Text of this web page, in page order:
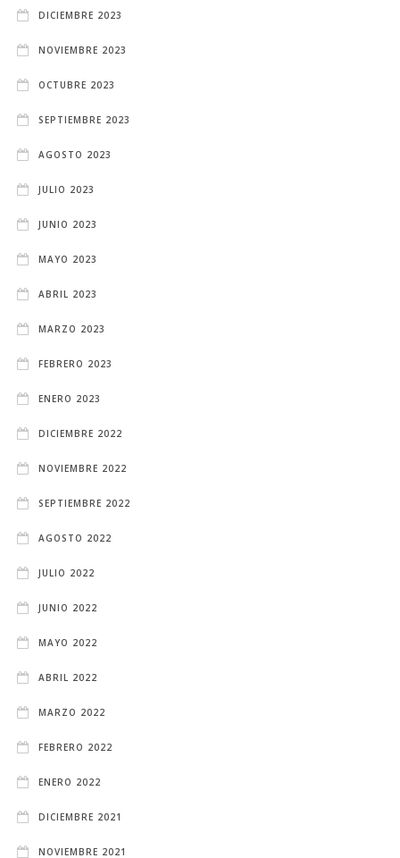
DICIEMBRE 2023
NOVIEMBRE 2023
OCTUBRE 2023
SEPTIEMBRE 2023
AGOSTO 2023
JULIO 2023
JUNIO 2023
MAYO 2023
ABRIL 2023
MARZO 2023
FEBRERO 2023
ENERO 2023
DICIEMBRE 2022
NOVIEMBRE 2022
SEPTIEMBRE 2022
AGOSTO 2022
JULIO 2022
JUNIO 2022
MAYO 2022
ABRIL 2022
MARZO 2022
FEBRERO 2022
ENERO 2022
DICIEMBRE 2021
NOVIEMBRE 2021